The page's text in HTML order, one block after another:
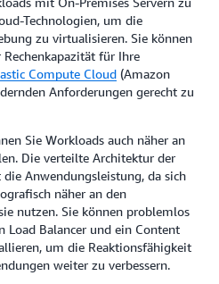
Technologien, um die
zu virtualisieren. Sie können
für Ihre
Compute Cloud (Amazon
Anforderungen gerecht zu
Sie Workloads auch näher an
Die verteilte Architektur der
Anwendungsleistung, da sich
näher an den
nutzen. Sie können problemlos
Load Balancer und ein Content
um die Reaktionsfähigkeit
weiter zu verbessern.